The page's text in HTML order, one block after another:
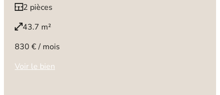
2 pièces
43.7 m²
830 € / mois
Voir le bien